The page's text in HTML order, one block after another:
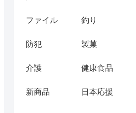
ファイル 釣り
防犯 製菓
介護 健康食品
新商品 日本応援